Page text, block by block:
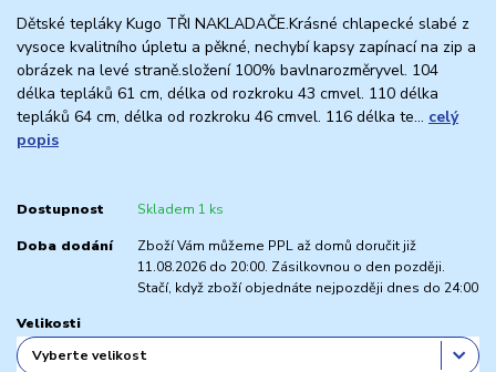
Dětské tepláky Kugo TŘI NAKLADAČE.Krásné chlapecké slabé z
vysoce kvalitního úpletu a pěkné, nechybí kapsy zapínací na zip a
obrázek na levé straně.složení 100% bavlnarozměryvel. 104
délka tepláků 61 cm, délka od rozkroku 43 cmvel. 110 délka
tepláků 64 cm, délka od rozkroku 46 cmvel. 116 délka te... celý
popis
Dostupnost Skladem 1 ks
Doba dodání
Zboží Vám můžeme PPL až domů doručit již
11.08.2026 do 20:00. Zásilkovnou o den později.
Stačí, když zboží objednáte nejpozději dnes do 24:00
Velikosti